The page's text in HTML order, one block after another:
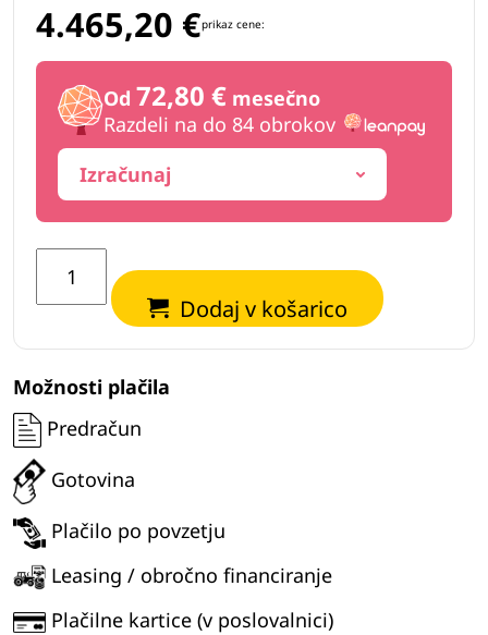
4.465,20 €prikaz cene:
Od 72,80 € mesečno
Razdeli na do 84 obrokov
Izračunaj
hidravlična
EuroBager
VHP800
količina
Dodaj v košarico
Možnosti plačila
Predračun
Gotovina
Plačilo po povzetju
Leasing / obročno financiranje
Plačilne kartice (v poslovalnici)